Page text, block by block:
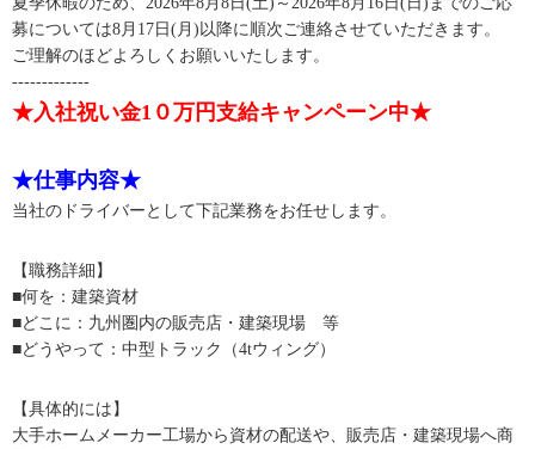
募については8月17日(月)以降に順次ご連絡させていただきます。
ご理解のほどよろしくお願いいたします。
-------------
★入社祝い金1０万円支給キャンペーン中★
★仕事内容★
当社のドライバーとして下記業務をお任せします。
【職務詳細】
■何を：建築資材
■どこに：九州圏内の販売店・建築現場 等
■どうやって：中型トラック（4tウィング）
【具体的には】
大手ホームメーカー工場から資材の配送や、販売店・建築現場へ商